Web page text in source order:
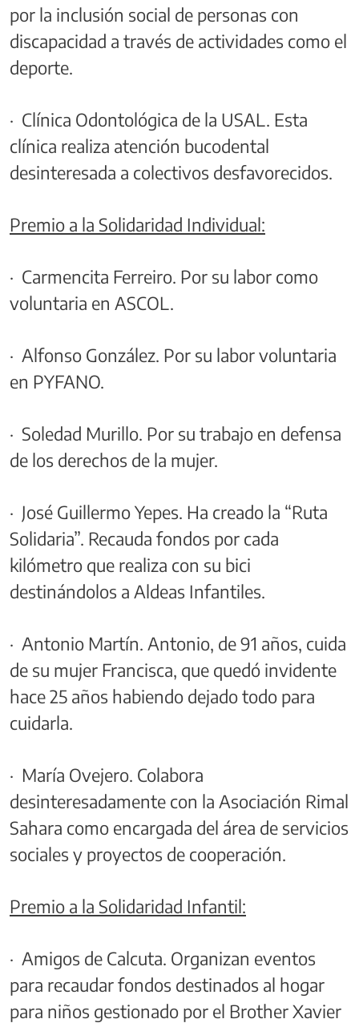
por la inclusión social de personas con
discapacidad a través de actividades como el
deporte.
· Clínica Odontológica de la USAL. Esta
clínica realiza atención bucodental
desinteresada a colectivos desfavorecidos.
Premio a la Solidaridad Individual:
· Carmencita Ferreiro. Por su labor como
voluntaria en ASCOL.
· Alfonso González. Por su labor voluntaria
en PYFANO.
· Soledad Murillo. Por su trabajo en defensa
de los derechos de la mujer.
· José Guillermo Yepes. Ha creado la “Ruta
Solidaria”. Recauda fondos por cada
kilómetro que realiza con su bici
destinándolos a Aldeas Infantiles.
· Antonio Martín. Antonio, de 91 años, cuida
de su mujer Francisca, que quedó invidente
hace 25 años habiendo dejado todo para
cuidarla.
· María Ovejero. Colabora
desinteresadamente con la Asociación Rimal
Sahara como encargada del área de servicios
sociales y proyectos de cooperación.
Premio a la Solidaridad Infantil:
· Amigos de Calcuta. Organizan eventos
para recaudar fondos destinados al hogar
para niños gestionado por el Brother Xavier